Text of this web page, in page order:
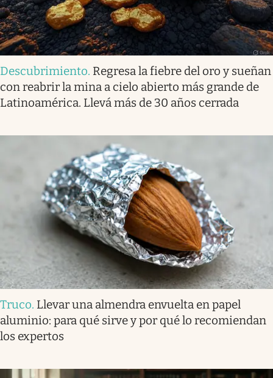
Descubrimiento. Regresa la fiebre del oro y sueñan
con reabrir la mina a cielo abierto más grande de
Latinoamérica. Llevá más de 30 años cerrada
Truco. Llevar una almendra envuelta en papel
aluminio: para qué sirve y por qué lo recomiendan
los expertos